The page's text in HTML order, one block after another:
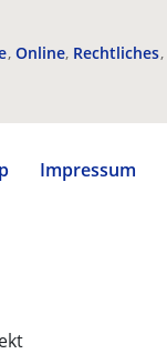
Online Rechtliches
Impressum